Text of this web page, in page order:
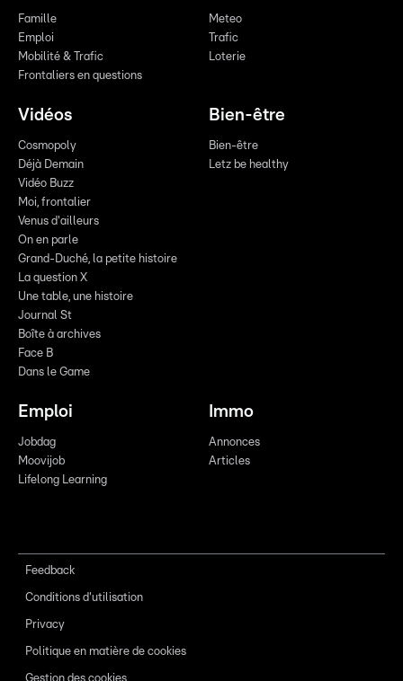
Famille
Emploi
Mobilité & Trafic
Frontaliers en questions
Meteo
Trafic
Loterie
Vidéos
Cosmopoly
Déjà Demain
Vidéo Buzz
Moi, frontalier
Venus d'ailleurs
On en parle
Grand-Duché, la petite histoire
La question X
Une table, une histoire
Journal St
Boîte à archives
Face B
Dans le Game
Bien-être
Bien-être
Letz be healthy
Emploi
Jobdag
Moovijob
Lifelong Learning
Immo
Annonces
Articles
Feedback
Conditions d'utilisation
Privacy
Politique en matière de cookies